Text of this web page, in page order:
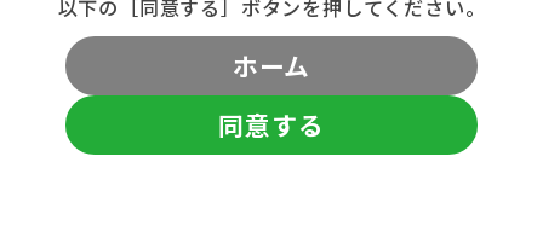
以下の［同意する］ボタンを押してください。
ホーム
同意する